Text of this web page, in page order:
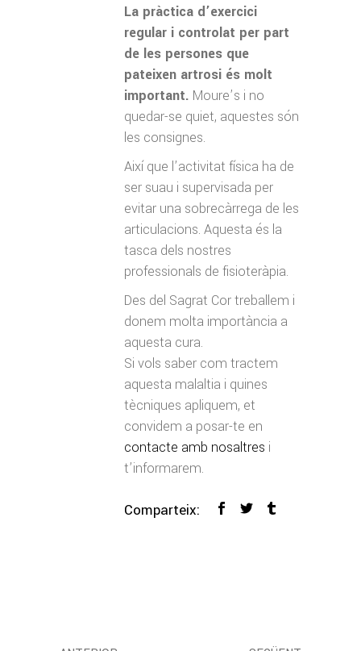
La pràctica d’exercici
regular i controlat per part
de les persones que
pateixen artrosi és molt
important. Moure’s i no
quedar-se quiet, aquestes són
les consignes.
Així que l’activitat física ha de
ser suau i supervisada per
evitar una sobrecàrrega de les
articulacions. Aquesta és la
tasca dels nostres
professionals de fisioteràpia.
Des del Sagrat Cor treballem i
donem molta importància a
aquesta cura.
Si vols saber com tractem
aquesta malaltia i quines
tècniques apliquem, et
convidem a posar-te en
contacte amb nosaltres i
t’informarem.
Comparteix: